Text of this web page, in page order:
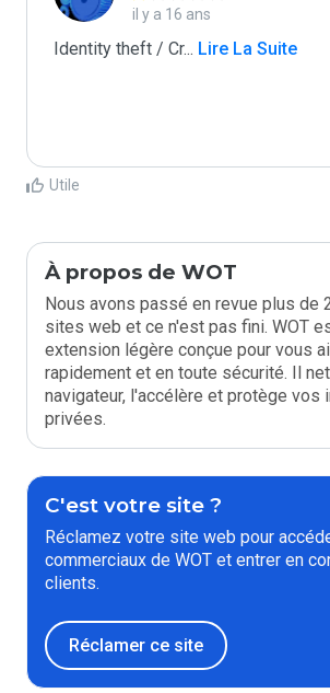
il y a 16 ans
Identity theft / Cr... Lire La Suite
Utile
À propos de WOT
Nous avons passé en revue plus de
sites web et ce n'est pas fini. WOT
extension légère conçue pour vous
rapidement et en toute sécurité. Il
navigateur, l'accélère et protège vos
privées.
C'est votre site ?
Réclamez votre site web pour
commerciaux de WOT et entrer en
clients.
Réclamer ce site